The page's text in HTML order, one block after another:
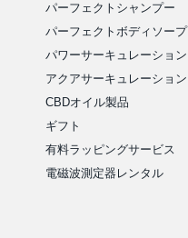
パーフェクトシャンプー
パーフェクトボディソープ
パワーサーキュレーション
アクアサーキュレーション
CBDオイル製品
ギフト
有料ラッピングサービス
電磁波測定器レンタル